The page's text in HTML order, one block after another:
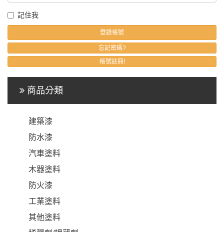
記住我
忘記密碼?
帳號註冊!
商品分類
建築漆
防水漆
汽車塗料
木器塗料
防火漆
工業塗料
其他塗料